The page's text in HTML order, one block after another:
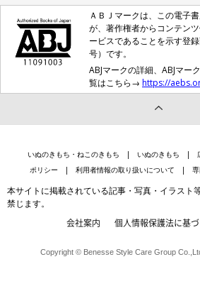
ＡＢＪマークは、この電子
が、著作権者からコンテン
ービスであることを示す登
号）です。
ABJマークの詳細、ABJマー
覧はこちら→ https://
いぬのきもち・ねこのきもち いぬのきもち
ポリシー
利用者情報の取り扱いについて
本サイトに掲載されている記事・写真・イラスト
禁じます。
会社案内 個人情報保護法に基
Copyright © Benesse Style Care Group